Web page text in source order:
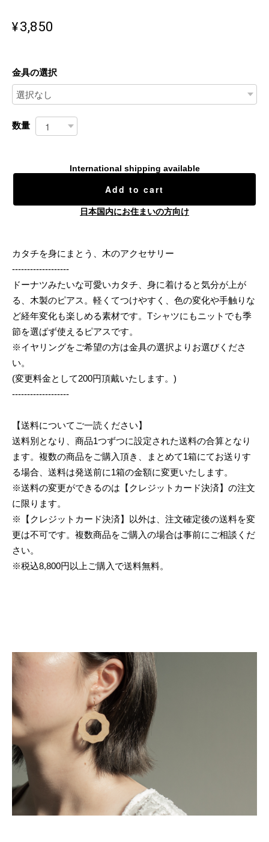
¥3,850
金具の選択
数量
International shipping available
Add to cart
日本国内にお住まいの方向け
カタチを身にまとう、木のアクセサリー
-------------------
ドーナツみたいな可愛いカタチ、身に着けると気分が上が
る、木製のピアス。軽くてつけやすく、色の変化や手触りな
ど経年変化も楽しめる素材です。Tシャツにもニットでも季
節を選ばず使えるピアスです。
※イヤリングをご希望の方は金具の選択よりお選びくださ
い。
(変更料金として200円頂戴いたします。)
-------------------
【送料についてご一読ください】
送料別となり、商品1つずつに設定された送料の合算となり
ます。複数の商品をご購入頂き、まとめて1箱にてお送りす
る場合、送料は発送前に1箱の金額に変更いたします。
※送料の変更ができるのは【クレジットカード決済】の注文
に限ります。
※【クレジットカード決済】以外は、注文確定後の送料を変
更は不可です。複数商品をご購入の場合は事前にご相談くだ
さい。
※税込8,800円以上ご購入で送料無料。